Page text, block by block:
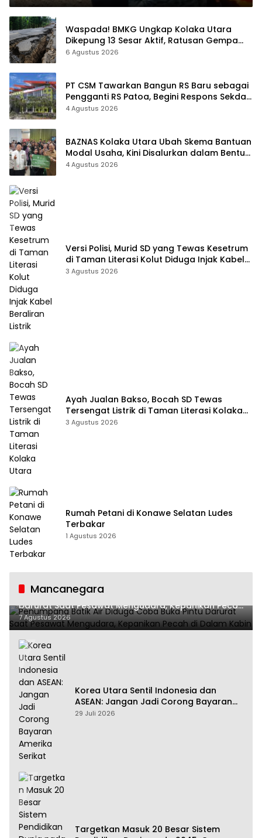
Waspada! BMKG Ungkap Kolaka Utara
Dikepung 13 Sesar Aktif, Ratusan Gempa
Sudah Terekam
6 Agustus 2026
PT CSM Tawarkan Bangun RS Baru sebagai
Pengganti RS Patoa, Begini Respons Sekda
Kolut
4 Agustus 2026
BAZNAS Kolaka Utara Ubah Skema Bantuan
Modal Usaha, Kini Disalurkan dalam Bentuk
Barang Senilai Rp419,5 Juta
4 Agustus 2026
Versi Polisi, Murid SD yang Tewas Kesetrum
di Taman Literasi Kolut Diduga Injak Kabel
Beraliran Listrik
3 Agustus 2026
Ayah Jualan Bakso, Bocah SD Tewas
Tersengat Listrik di Taman Literasi Kolaka
Utara
3 Agustus 2026
Rumah Petani di Konawe Selatan Ludes
Terbakar
1 Agustus 2026
Mancanegara
Penumpang Batik Air Diduga Coba Buka Pintu
Darurat Saat Pesawat Mengudara, Kepanikan Pecah
di Dalam Kabin
7 Agustus 2026
Korea Utara Sentil Indonesia dan
ASEAN: Jangan Jadi Corong Bayaran
Amerika Serikat
29 Juli 2026
Targetkan Masuk 20 Besar Sistem